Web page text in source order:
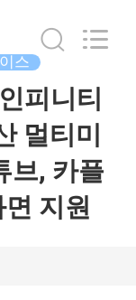
스
피니티
멀티미
브, 카플
지원